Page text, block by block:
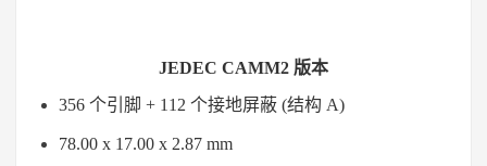
JEDEC CAMM2 版本
356 个引脚 + 112 个接地屏蔽 (结构 A)
78.00 x 17.00 x 2.87 mm